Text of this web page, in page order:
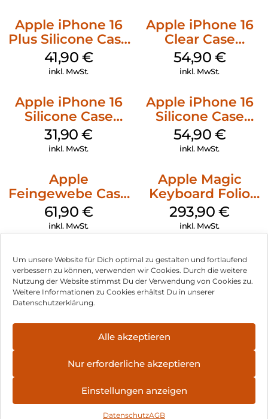
Um unsere Website für Dich optimal zu gestalten und fortlaufend
verbessern zu können, verwenden wir Cookies. Durch die weitere
Nutzung der Website stimmst Du der Verwendung von Cookies zu.
Weitere Informationen zu Cookies erhältst Du in unserer
Datenschutzerklärung.
Alle akzeptieren
Nur erforderliche akzeptieren
Einstellungen anzeigen
DatenschutzAGB
Apple iPhone 16
Plus Silicone Case
MagSafe Stone
Gray
41,90 €
inkl. MwSt.
Apple iPhone 16
Clear Case
MagSafe
Transparent
54,90 €
inkl. MwSt.
Apple iPhone 16
Silicone Case
MagSafe Fuchsia
31,90€
inkl. MwSt.
Apple iPhone 16
Silicone Case
MagSafe Lake
Green
54,90 €
inkl. MwSt.
Apple
Feingewebe Case
iPhone 15 Pro
MagSafe Schwarz
61,90 €
inkl. MwSt.
Apple Magic
Keyboard Folio
iPad 10.9″ (10.Gen.)
Weiß
293,90€
inkl. MwSt.
Impressum
Hinweis zur Batterieentsorgung
Newsletter